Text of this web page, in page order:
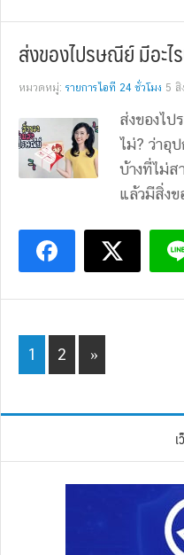
ส่งของไปรษณีย์ มีอะไ
หมวดหมู่: รายการไอที 24 ชั่วโมง 5 สิ
ส่งของไป
ไม่? ว่าอุ
บ้างที่ไม่ส
แล้วมีสิ่งข
Page
1 Page
2 »